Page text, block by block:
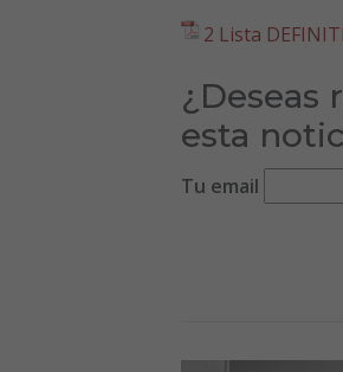
2 Lista
¿Deseas
esta
Tu email